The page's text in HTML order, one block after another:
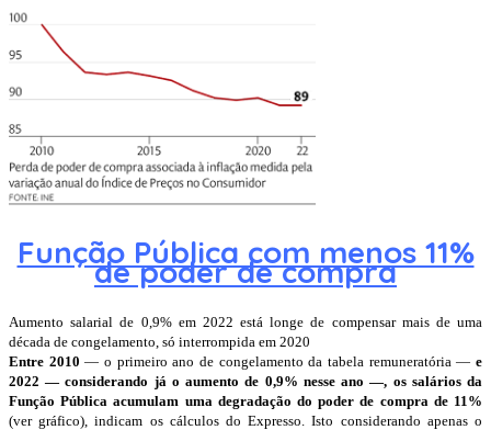
Função Pública com menos 11%
de poder de compra
Aumento salarial de 0,9% em 2022 está longe de compensar mais de uma
década de congelamento, só interrompida em 2020
Entre 2010 — o primeiro ano de congelamento da tabela remuneratória —e
2022 — considerando já o aumento de 0,9% nesse ano —, os salários da
Função Pública acumulam uma degradação do poder de compra de 11%
(ver gráfico), indicam os cálculos do Expresso. Isto considerando apenas o